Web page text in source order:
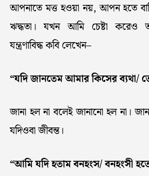
আপনাতে মত্ত হওয়া নয়, আপন হতে
ঋদ্ধতা। যখন আমি চেষ্টা করেও
যন্ত্রণাবিদ্ধ কবি লেখেন–
“যদি জানতেম আমার কিসের ব্যথা/
জানা হল না বলেই জানানো হল না।
যদিওবা জীবন্ত।
“আমি যদি হতাম বনহংস/ বনহংসী